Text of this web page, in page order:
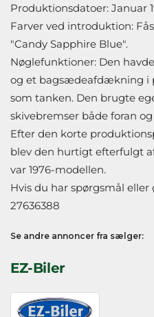
Produktionsdatoer: Januar
Farver ved introduktion:
"Candy Sapphire Blue".
Nøglefunktioner: Den
og et bagsædeafdækning i
som tanken. Den brugte
skivebremser både foran
Efter den korte
blev den hurtigt efterfulgt af
var 1976-modellen.
Hvis du har spørgsmål
27636388
Se andre annoncer fra sælger:
EZ-Biler